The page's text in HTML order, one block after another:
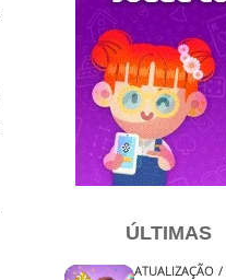
ÚLTIMAS
ATUALIZAÇÃO